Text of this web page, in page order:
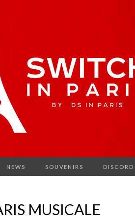
NEWS SOUVENIRS DISCORD
MUSICALE